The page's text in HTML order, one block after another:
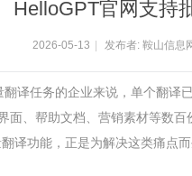
HelloGPT官网支持
2026-05-13 发布者: 鞍山信息
译任务的企业来说，单个翻译
面、帮助文档、营销素材等数
译功能，正是为解决这类痛点